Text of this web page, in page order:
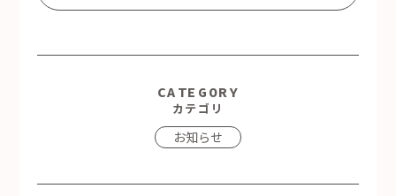
CATEGORY
カテゴリ
お知らせ